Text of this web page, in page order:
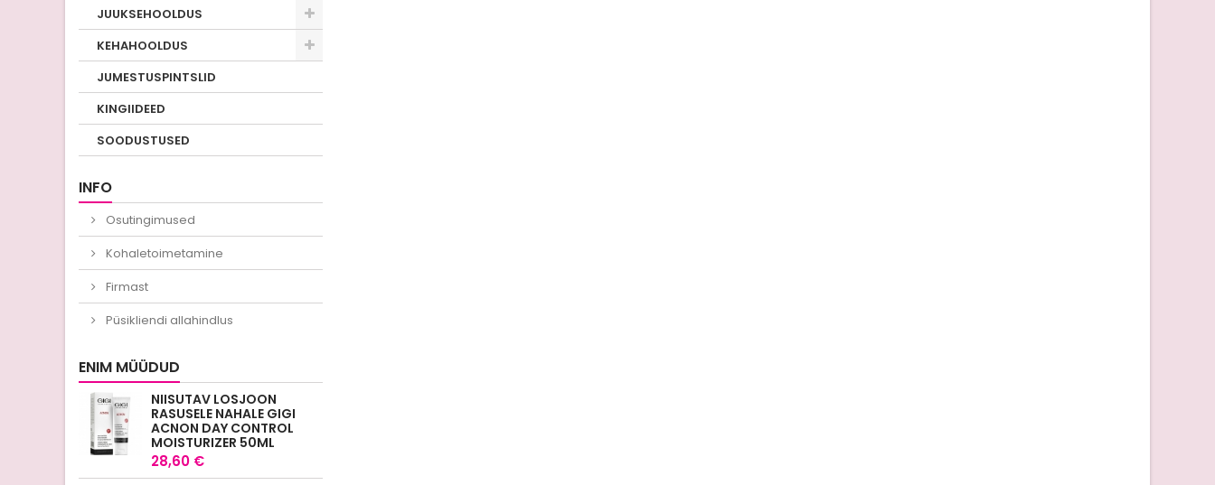
JUUKSEHOOLDUS
KEHAHOOLDUS
JUMESTUSPINTSLID
KINGIIDEED
SOODUSTUSED
INFO
Osutingimused
Kohaletoimetamine
Firmast
Püsikliendi allahindlus
ENIM MÜÜDUD
NIISUTAV LOSJOON
RASUSELE NAHALE GIGI
ACNON DAY CONTROL
MOISTURIZER 50ML
28,60 €